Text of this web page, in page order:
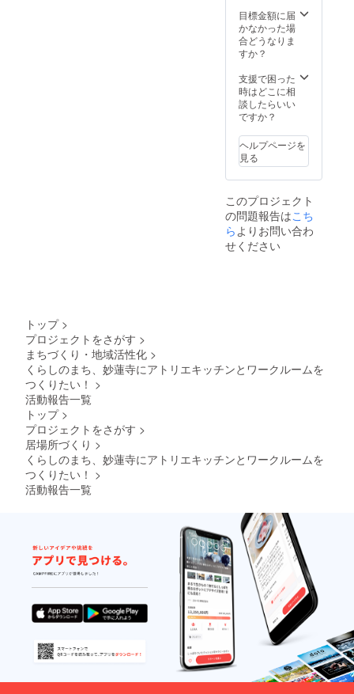
ます。
〜1ヶ月
より
1ヶ月〜
当日
：予約
失効
用者へ
の譲渡
の場
合、次
用時間
に繰越
されま
す） な
お、⼤
⾔の発
につい
ては、
らない
ものと
しま
す。
内で、
予約カ
レン
ダーア
希望の
時間数
をご入
力くだ
・3 ヶ
⽉後の
ること
ができ
ます。
（例：4
⽉ 1 ⽇
は以下
の通り
変更可
1ヶ月〜
（他利
用者へ
の譲渡
の場
合、次
月の利
用時間
に繰越
されま
す）
て、必
要な情
報をこ
ちらの
ムにご
入力お
願いし
ており
②内見
日程の
覧にな
られた
ら、利
用規約
へのサ
記が確
認でき
法 (１)
⽉後の
⽉末ま
で予約
を⼊れ
ること
ができ
ます。
（例：4
⽉ 1 ⽇
に予約
→7 ⽉
末まで
予約可
能） ＊
だきま
す。 調
理師免
能です
が、同
じく確
認する
ための
コピー
が必要
です。
・
HACCP
の考え
方を取
り入れ
ます。
プラン
内で、
予約カ
レン
ダーア
プリに
希望の
時間数
をご入
力くだ
さい。
・3 ヶ
⽉後の
⽉末ま
で予約
（例：
1 日カ
フェ・
弁当屋
等）は
「食品
衛生責
養成講
了され
ている
ことの
証明
（コ
ピー）
をご提
認する
HACCP
た衛生
管理
ファイ
ル（衛
生管理
計画）
を作成
してい
ただき
ます。
◎予約
用時間
はご加
PDFど
ちらも
可） 提
を確認
し、承
認後に
利用開
りま
飲食店
営業許
要とす
る目的
で利用
される
衛生責
証明
出いた
だきま
す。 調
理師免
許など
でも可
能です
が、同
じく確
認する
ための
コピー
は提出
が必要
別途保
険所許
可が必
相談) ◎
利用開
始に必
要な書
いて 下
記の書
類をご
利用開
間前ま
でにス
タッフ
までご
提出く
を確認
飲食店
で利用
される
場合
（例：
1 日カ
フェ・
レスト
ラン、
弁当屋
等）は
「食品
衛生責
任者」
養成講
目標金額に届
かなかった場
合どうなりま
すか？
支援で困った
時はどこに相
談したらいい
ですか？
ヘルプページを
見る
このプロジェクト
の問題報告はこち
らよりお問い合わ
せください
トップ >
プロジェクトをさがす >
まちづくり・地域活性化 >
くらしのまち、妙蓮寺にアトリエキッチンとワークルームを
つくりたい！ >
活動報告一覧
トップ >
プロジェクトをさがす >
居場所づくり >
くらしのまち、妙蓮寺にアトリエキッチンとワークルームを
つくりたい！ >
活動報告一覧